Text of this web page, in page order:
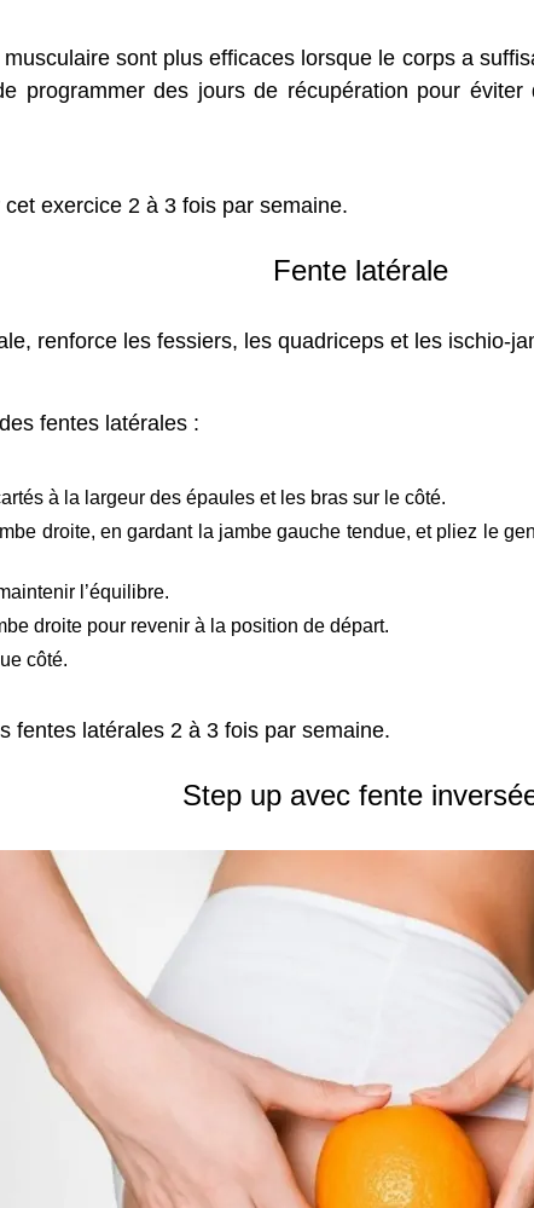
sont plus efficaces lorsque le corps a
programmer des jours de récupération pour
exercice 2 à 3 fois par semaine.
Fente latérale
renforce les fessiers, les quadriceps et les ischio-
fentes latérales :
à la largeur des épaules et les bras sur le côté.
droite, en gardant la jambe gauche tendue, et pliez le
l’équilibre.
droite pour revenir à la position de départ.
côté.
fentes latérales 2 à 3 fois par semaine.
Step up avec fente